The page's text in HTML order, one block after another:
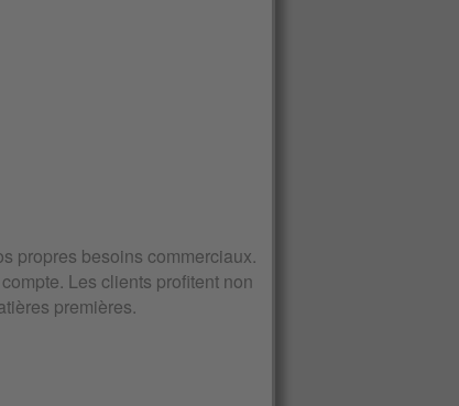
propres besoins commerciaux.
Les clients profitent non
premières.